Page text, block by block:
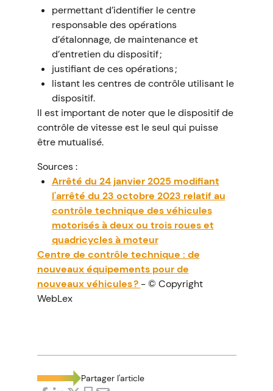
permettant d’identifier le centre
responsable des opérations
d’étalonnage, de maintenance et
d’entretien du dispositif ;
justifiant de ces opérations ;
listant les centres de contrôle utilisant le
dispositif.
Il est important de noter que le dispositif de
contrôle de vitesse est le seul qui puisse
être mutualisé.
Sources :
Arrêté du 24 janvier 2025 modifiant
l'arrêté du 23 octobre 2023 relatif au
contrôle technique des véhicules
motorisés à deux ou trois roues et
quadricycles à moteur
Centre de contrôle technique : de
nouveaux équipements pour de
nouveaux véhicules ? - © Copyright
WebLex
Partager l'article